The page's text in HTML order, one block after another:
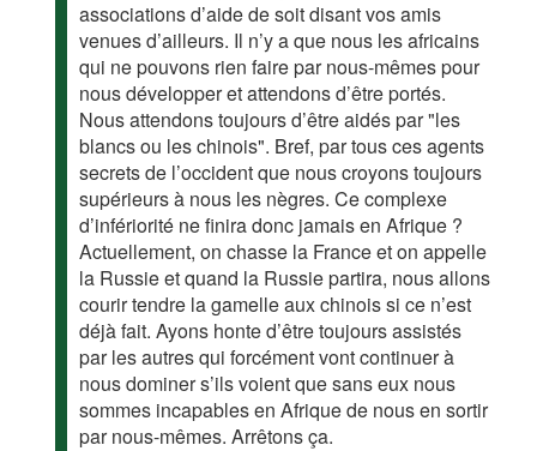
associations d’aide de soit disant vos amis
venues d’ailleurs. Il n’y a que nous les africains
qui ne pouvons rien faire par nous-mêmes pour
nous développer et attendons d’être portés.
Nous attendons toujours d’être aidés par "les
blancs ou les chinois". Bref, par tous ces agents
secrets de l’occident que nous croyons toujours
supérieurs à nous les nègres. Ce complexe
d’infériorité ne finira donc jamais en Afrique ?
Actuellement, on chasse la France et on appelle
la Russie et quand la Russie partira, nous allons
courir tendre la gamelle aux chinois si ce n’est
déjà fait. Ayons honte d’être toujours assistés
par les autres qui forcément vont continuer à
nous dominer s’ils voient que sans eux nous
sommes incapables en Afrique de nous en sortir
par nous-mêmes. Arrêtons ça.